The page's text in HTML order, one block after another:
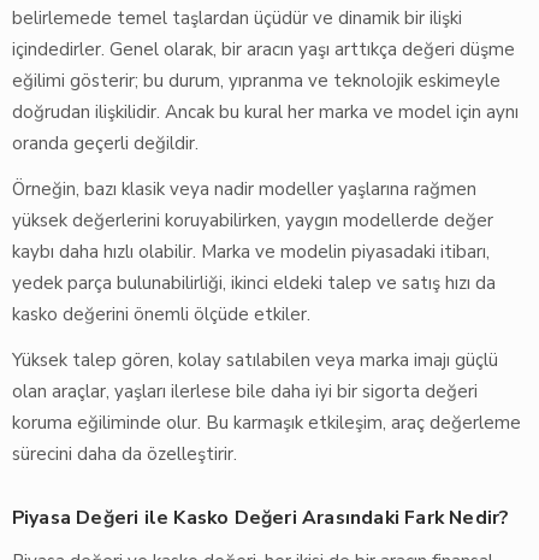
belirlemede temel taşlardan üçüdür ve dinamik bir ilişki
içindedirler. Genel olarak, bir aracın yaşı arttıkça değeri düşme
eğilimi gösterir; bu durum, yıpranma ve teknolojik eskimeyle
doğrudan ilişkilidir. Ancak bu kural her marka ve model için aynı
oranda geçerli değildir.
Örneğin, bazı klasik veya nadir modeller yaşlarına rağmen
yüksek değerlerini koruyabilirken, yaygın modellerde değer
kaybı daha hızlı olabilir. Marka ve modelin piyasadaki itibarı,
yedek parça bulunabilirliği, ikinci eldeki talep ve satış hızı da
kasko değerini önemli ölçüde etkiler.
Yüksek talep gören, kolay satılabilen veya marka imajı güçlü
olan araçlar, yaşları ilerlese bile daha iyi bir sigorta değeri
koruma eğiliminde olur. Bu karmaşık etkileşim, araç değerleme
sürecini daha da özelleştirir.
Piyasa Değeri ile Kasko Değeri Arasındaki Fark Nedir?